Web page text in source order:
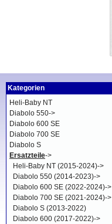
Kategorien
Heli-Baby NT
Diabolo 550->
Diabolo 600 SE
Diabolo 700 SE
Diabolo S
Ersatzteile->
Heli-Baby NT (2015-2024)->
Diabolo 550 (2014-2023)->
Diabolo 600 SE (2022-2024)->
Diabolo 700 SE (2021-2024)->
Diabolo S (2013-2022)
Diabolo 600 (2017-2022)->